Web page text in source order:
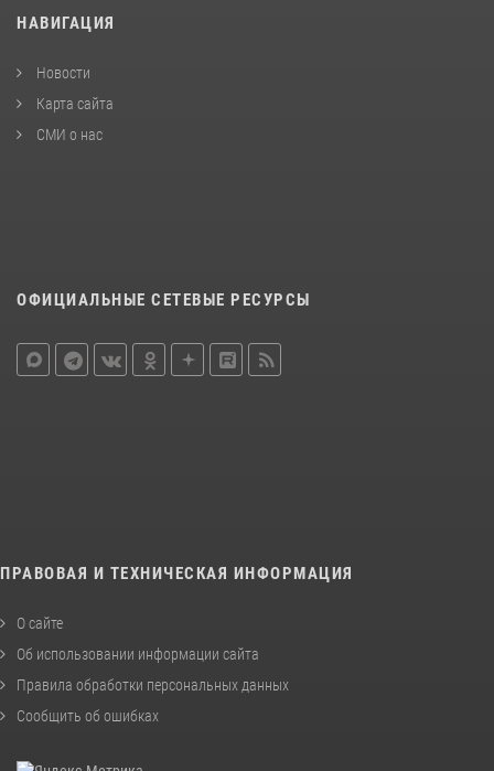
НАВИГАЦИЯ
Новости
Карта сайта
СМИ о нас
ОФИЦИАЛЬНЫЕ СЕТЕВЫЕ РЕСУРСЫ
ПРАВОВАЯ И ТЕХНИЧЕСКАЯ ИНФОРМАЦИЯ
О сайте
Об использовании информации сайта
Правила обработки персональных данных
Сообщить об ошибках